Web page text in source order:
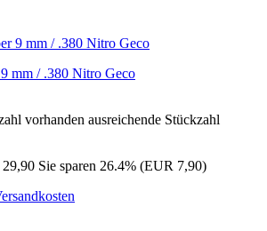
mm / .380 Nitro Geco
ausreichende Stückzahl
Sie sparen 26.4% (EUR 7,90)